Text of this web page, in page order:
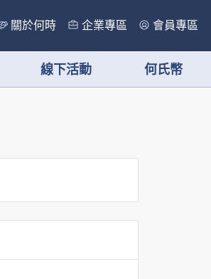
關於何時 企業專區 會員專區
線下活動 何氏幣